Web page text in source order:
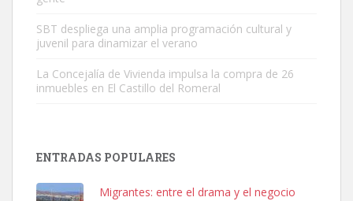
Leales.org » Gran Canaria
SBT despliega una amplia programación cultural y
juvenil para dinamizar el verano
La Concejalía de Vivienda impulsa la compra de 26
inmuebles en El Castillo del Romeral
ENTRADAS POPULARES
Migrantes: entre el drama y el negocio